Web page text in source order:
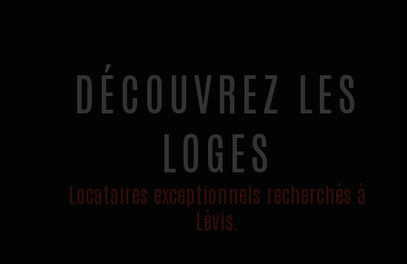
DÉCOUVREZ LES
LOGES
Locataires exceptionnels recherchés à
Lévis.